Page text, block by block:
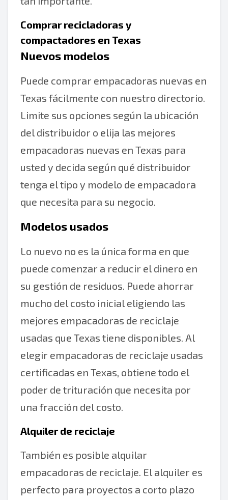
Comprar recicladoras y
compactadores en Texas
Nuevos modelos
Puede comprar empacadoras nuevas en
Texas fácilmente con nuestro directorio.
Limite sus opciones según la ubicación
del distribuidor o elija las mejores
empacadoras nuevas en Texas para
usted y decida según qué distribuidor
tenga el tipo y modelo de empacadora
que necesita para su negocio.
Modelos usados
Lo nuevo no es la única forma en que
puede comenzar a reducir el dinero en
su gestión de residuos. Puede ahorrar
mucho del costo inicial eligiendo las
mejores empacadoras de reciclaje
usadas que Texas tiene disponibles. Al
elegir empacadoras de reciclaje usadas
certificadas en Texas, obtiene todo el
poder de trituración que necesita por
una fracción del costo.
Alquiler de reciclaje
También es posible alquilar
empacadoras de reciclaje. El alquiler es
perfecto para proyectos a corto plazo